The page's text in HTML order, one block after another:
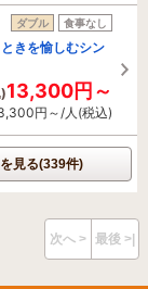
ダブル 食事なし
きを愉しむシン
13,300円～
円～/人(税込)
見る(339件)
次へ > 最後 >|